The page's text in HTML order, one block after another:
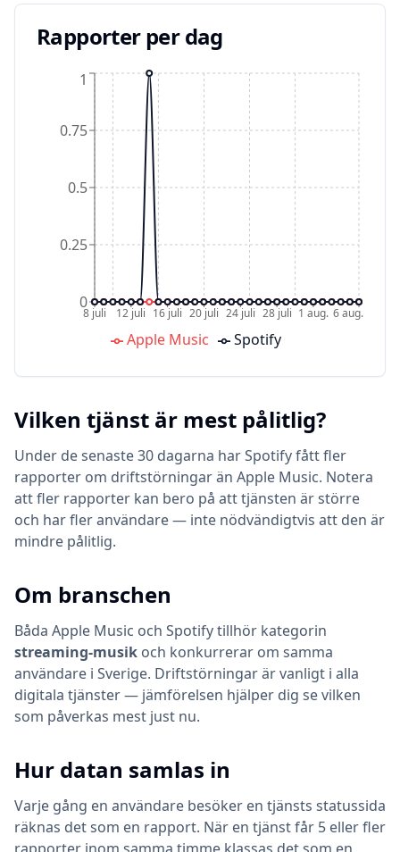
Rapporter per dag
8 juli 12 juli 16 juli 20 juli 24 juli 28 juli 1 aug. 6 aug.
0
0.25
0.5
0.75
1
Apple Music Spotify
Vilken tjänst är mest pålitlig?
Under de senaste 30 dagarna har Spotify fått fler
rapporter om driftstörningar än Apple Music. Notera
att fler rapporter kan bero på att tjänsten är större
och har fler användare — inte nödvändigtvis att den är
mindre pålitlig.
Om branschen
Båda Apple Music och Spotifytillhör kategorin
streaming-musik och konkurrerar om samma
användare i Sverige. Driftstörningar är vanligt i alla
digitala tjänster — jämförelsen hjälper dig se vilken
som påverkas mest just nu.
Hur datan samlas in
Varje gång en användare besöker en tjänsts statussida
räknas det som en rapport. När en tjänst får 5 eller fler